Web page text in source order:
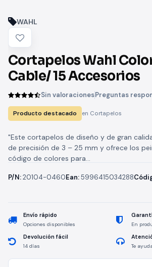
WAHL
Cortapelos Wahl
Cable/ 15 Accesorios
Sin valoracionesPreguntas
Producto destacado en Cortapelos
"Este cortapelos de diseño y de gran
de precisión de 3 – 25 mm y ofrece los
código de colores para...
P/N:20104-0460Ean:5996415034288
Envío rápido
Opciones disponibles En
Devolución fácil
14 días Te